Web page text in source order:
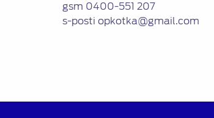
gsm 0400-551 207
s-posti opkotka@gmail.com